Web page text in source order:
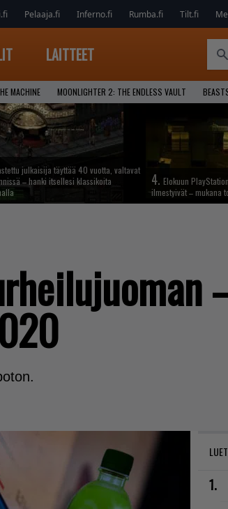
Pelaaja.fi Inferno.fi Rumba.fi Tilt.fi
LAITTEET
MACHINE MOONLIGHTER 2: THE ENDLESS VAULT
julkaisija täyttää 40 vuotta, valtavat
– hanki itsellesi klassikoita
4. Elokuun
ilmestyivät – mukana